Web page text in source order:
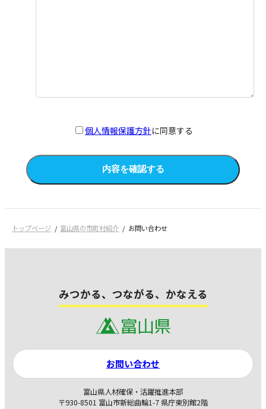
個人情報保護方針に同意する
内容を確認する
トップページ 富山県の市町村紹介 お問い合わせ
みつかる、つながる、かなえる
富山県人材確保・活躍推進本部
〒930-8501 富山市新総曲輪1-7 県庁東別館2階
お問い合わせ